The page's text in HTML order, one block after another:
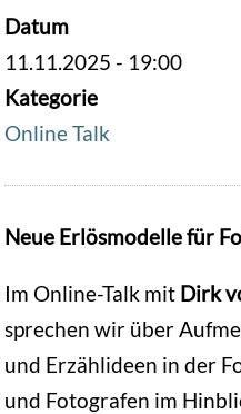
Datum
11.11.2025 - 19:00
Kategorie
Online Talk
Neue Erlösmodelle für
Im Online-Talk mit Dirk
sprechen wir über
und Erzählideen in der
und Fotografen im